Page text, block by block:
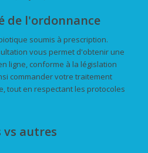
de l'ordonnance
soumis à prescription.
vous permet d'obtenir une
ligne, conforme à la législation
commander votre traitement
tout en respectant les protocoles
vs autres